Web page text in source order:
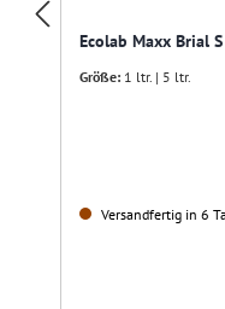
Ecolab Maxx Brial S
Größe: 1 ltr. | 5 ltr.
Versandfertig in 6